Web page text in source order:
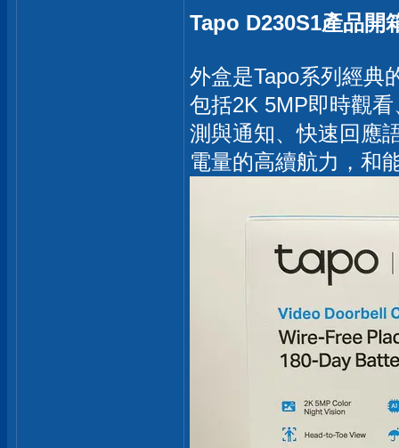
Tapo D230S1產品開
外盒是Tapo系列經典
包括2K 5MP即時觀
測與通知、快速回應
電量的高續航力，和